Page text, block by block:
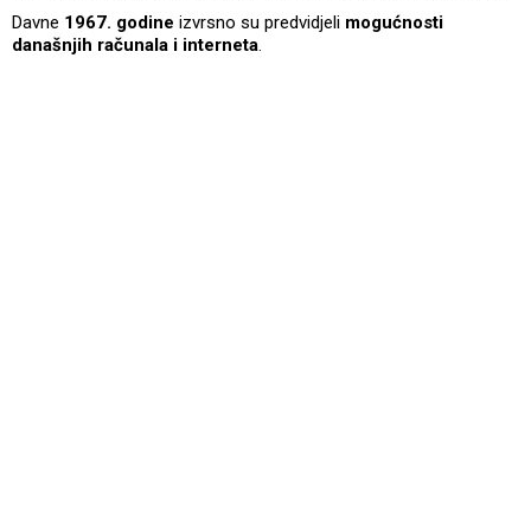
Davne 1967. godine izvrsno su predvidjeli mogućnosti
današnjih računala i interneta.